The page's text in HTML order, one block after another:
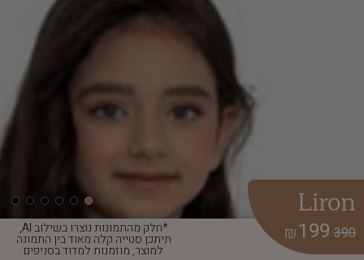
*חלק מהתמונות נוצרו בשילוב AI,
תיתכן סטייה קלה מאוד בין התמונה
למוצר, מוזמנות למדוד בסניפים
Liron
390
199
₪